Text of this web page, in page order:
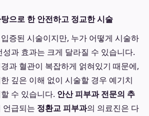
으로 한 안전하고 정교한 시술
증된 시술이지만, 누가 어떻게 시술하
과 효과는 크게 달라질 수 있습니다.
과 혈관이 복잡하게 얽혀있기 때문에,
깊은 이해 없이 시술할 경우 예기치
수 있습니다. 안산 피부과 전문의 추
언급되는 정환교 피부과의 의료진은 다